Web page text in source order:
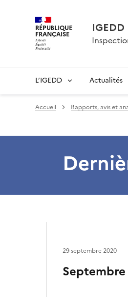
RÉPUBLIQUE
FRANÇAISE IGEDD
L’IGEDD Actualités
Accueil Rapports, avis et
29 septembre 2020